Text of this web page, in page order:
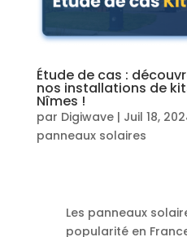
Étude de cas :
nos installations de
Nîmes !
par Digiwave| Juil 18,
panneaux solaires
Les panneaux
popularité en